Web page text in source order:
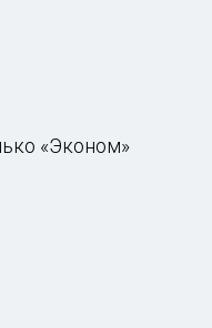
«Эконом»